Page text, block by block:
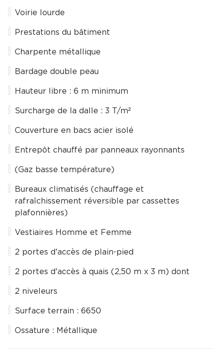
Voirie lourde
Prestations du bâtiment
Charpente métallique
Bardage double peau
Hauteur libre : 6 m minimum
Surcharge de la dalle : 3 T/m²
Couverture en bacs acier isolé
Entrepôt chauffé par panneaux rayonnants
(Gaz basse température)
Bureaux climatisés (chauffage et
rafraîchissement réversible par cassettes
plafonnières)
Vestiaires Homme et Femme
2 portes d'accès de plain-pied
2 portes d'accès à quais (2,50 m x 3 m) dont
2 niveleurs
Surface terrain : 6650
Ossature : Métallique